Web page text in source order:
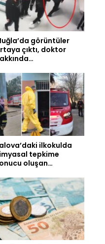
görüntüler
çıktı, doktor
ilkokulda
tepkime
oluşan…